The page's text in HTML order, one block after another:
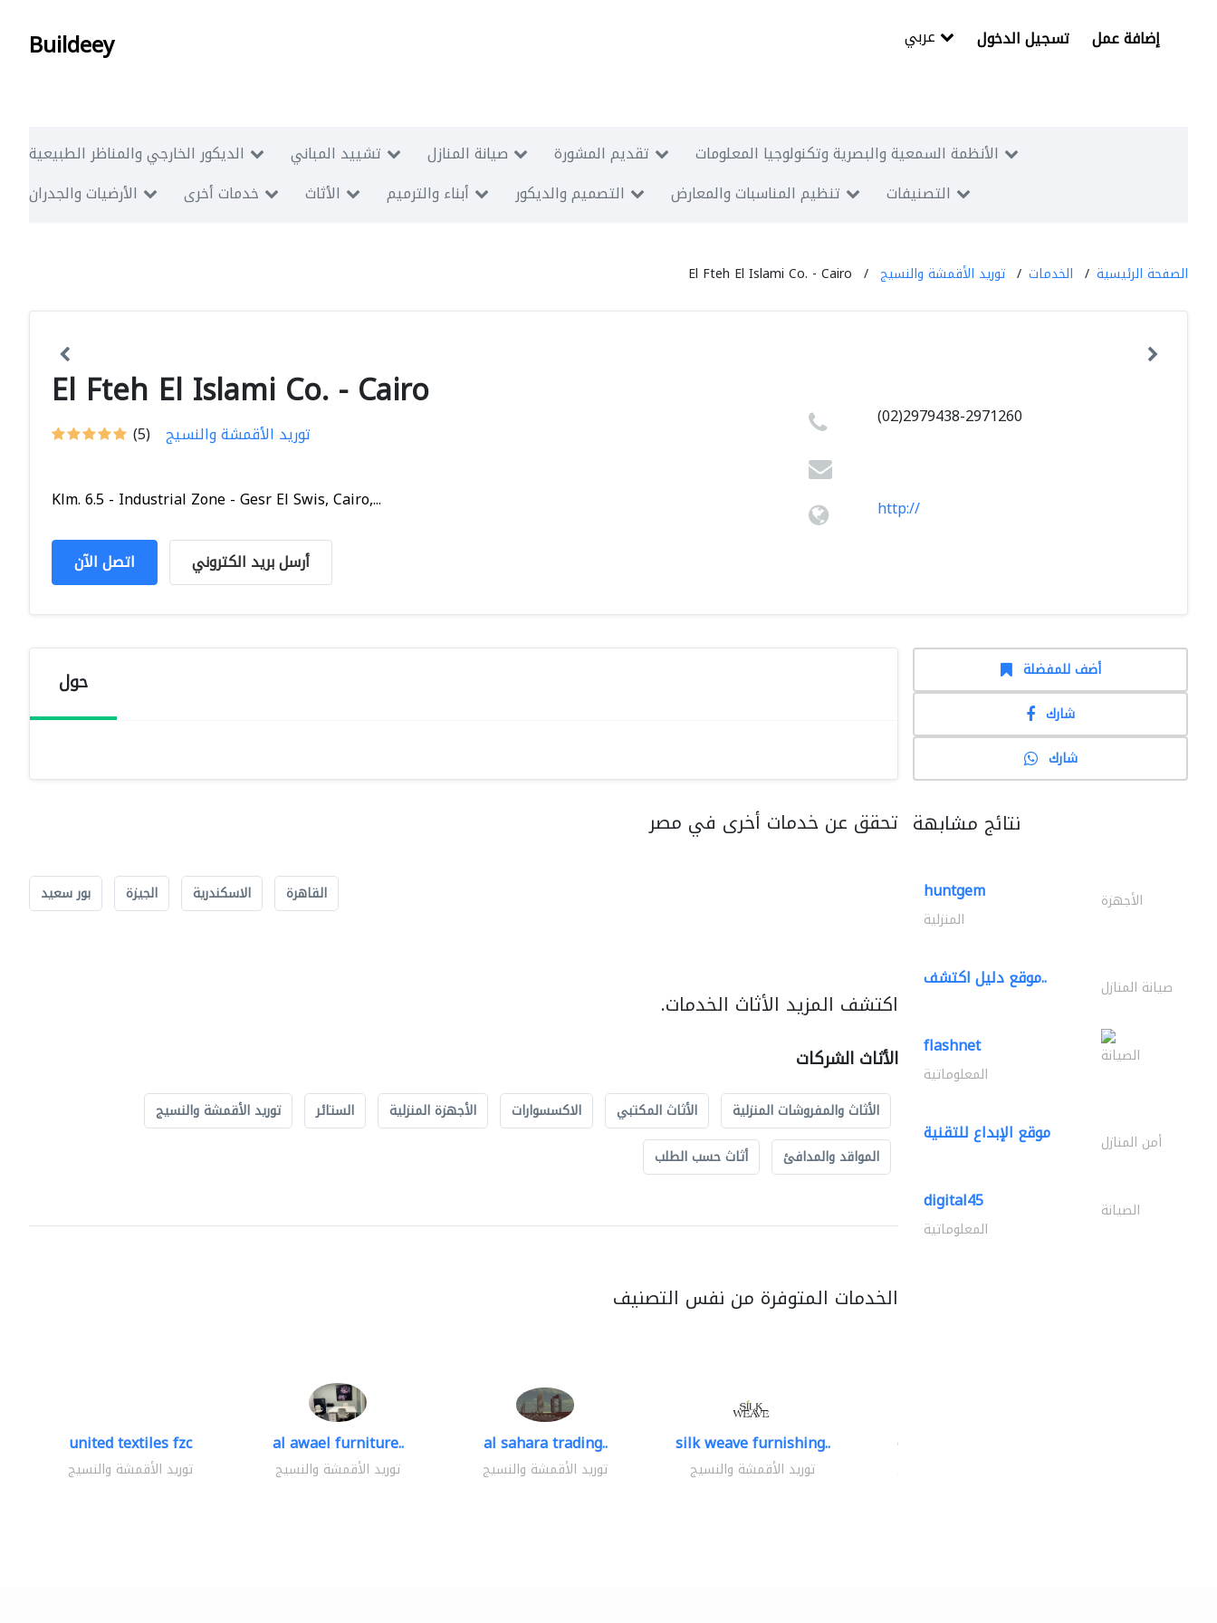
Buildeey تسجيل الدخول إضافة عمل
الديكور الخارجي والمناظر الطبيعية تشييد المباني صيانة المنازل تقديم المشورة
الأنظمة السمعية والبصرية وتكنولوجيا المعلومات
الأرضيات والجدران
خدمات أخرى الأثاث أبناء والترميم التصميم والديكور تنظيم المناسبات والمعارض التصنيفات
الصفحة الرئيسية الخدمات توريد الأقمشة والنسيج El Fteh El Islami Co. - Cairo
El Fteh El Islami Co. - Cairo
(5) توريد الأقمشة والنسيج
Klm. 6.5 - Industrial Zone - Gesr El Swis, Cairo,...
اتصل الآن أرسل بريد الكتروني
(02)2979438-2971260
http://
حول
تحقق عن خدمات أخرى في مصر
القاهرة الاسكندرية الجيزة بور سعيد
اكتشف المزيد الأثاث الخدمات.
الأثاث الشركات
الأثاث والمفروشات المنزلية الأثاث المكتبي الاكسسوارات الأجهزة المنزلية الستائر
توريد الأقمشة والنسيج
المواقد والمدافئ
أثاث حسب الطلب
الخدمات المتوفرة من نفس التصنيف
united textiles fzc
توريد الأقمشة والنسيج
al awael furniture..
توريد الأقمشة والنسيج
al sahara trading..
توريد الأقمشة والنسيج
silk weave furnishing..
توريد الأقمشة والنسيج
chrysels decore llc
أضف للمفضلة
شارك
شارك
نتائج مشابهة
huntgem الأجهزة
المنزلية
موقع دليل اكتشف.. صيانة المنازل
flashnet الصيانة
المعلوماتية
موقع الإبداع للتقنية أمن المنازل
digital45 الصيانة
المعلوماتية